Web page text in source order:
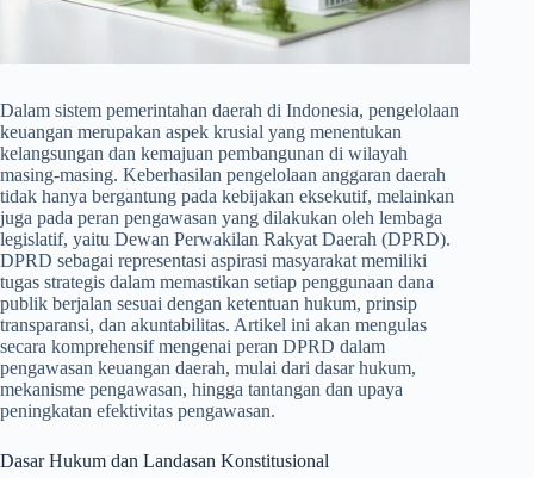
Dalam sistem pemerintahan daerah di Indonesia, pengelolaan
keuangan merupakan aspek krusial yang menentukan
kelangsungan dan kemajuan pembangunan di wilayah
masing-masing. Keberhasilan pengelolaan anggaran daerah
tidak hanya bergantung pada kebijakan eksekutif, melainkan
juga pada peran pengawasan yang dilakukan oleh lembaga
legislatif, yaitu Dewan Perwakilan Rakyat Daerah (DPRD).
DPRD sebagai representasi aspirasi masyarakat memiliki
tugas strategis dalam memastikan setiap penggunaan dana
publik berjalan sesuai dengan ketentuan hukum, prinsip
transparansi, dan akuntabilitas. Artikel ini akan mengulas
secara komprehensif mengenai peran DPRD dalam
pengawasan keuangan daerah, mulai dari dasar hukum,
mekanisme pengawasan, hingga tantangan dan upaya
peningkatan efektivitas pengawasan.
Dasar Hukum dan Landasan Konstitusional